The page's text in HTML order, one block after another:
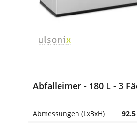
Abfalleimer - 180 L - 3
Abmessungen (LxBxH)